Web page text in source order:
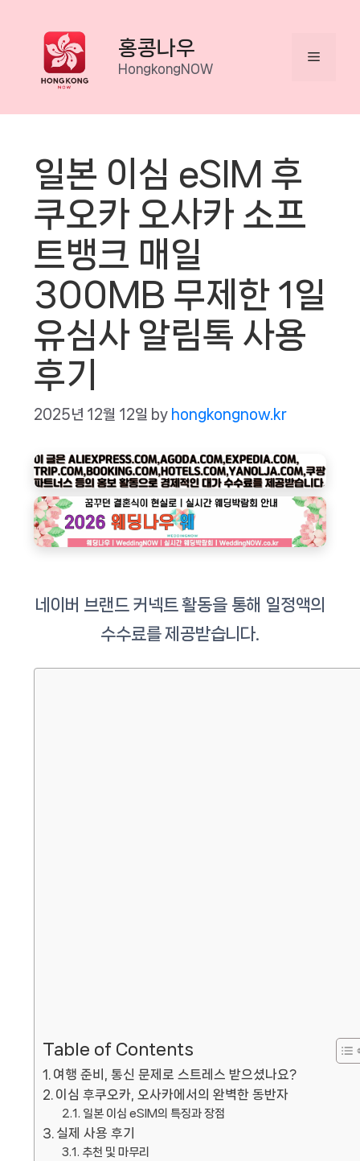
content
홍콩나우
HongkongNOW
Menu
일본 이심 eSIM 후
쿠오카 오사카 소프
트뱅크 매일
300MB 무제한 1일
유심사 알림톡 사용
후기
2025년 12월 12일 by hongkongnow.kr
Table of Contents
여행 준비, 통신 문제로 스트레스 받으셨나요?
이심 후쿠오카, 오사카에서의 완벽한 동반자
일본 이심 eSIM의 특징과 장점
실제 사용 후기
추천 및 마무리